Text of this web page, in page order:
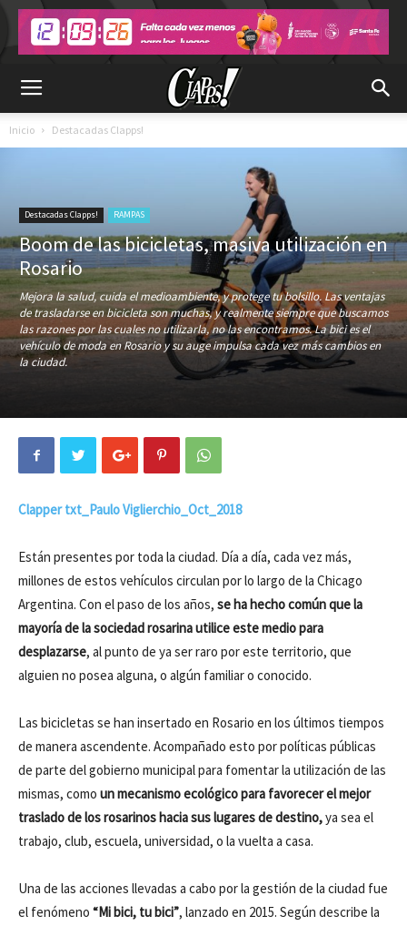
Inicio Destacadas Clapps!
Destacadas Clapps! RAMPAS
Boom de las bicicletas, masiva utilización en
Rosario
Mejora la salud, cuida el medioambiente, y protege tu bolsillo. Las ventajas
de trasladarse en bicicleta son muchas, y realmente siempre que buscamos
las razones por las cuales no utilizarla, no las encontramos. La bici es el
vehículo de moda en Rosario y su auge impulsa cada vez más cambios en
la ciudad.
Clapper txt_Paulo Viglierchio_Oct_2018
Están presentes por toda la ciudad. Día a día, cada vez más,
millones de estos vehículos circulan por lo largo de la Chicago
Argentina. Con el paso de los años, se ha hecho común que la
mayoría de la sociedad rosarina utilice este medio para
desplazarse, al punto de ya ser raro por este territorio, que
alguien no posea alguna, o algún familiar o conocido.
Las bicicletas se han insertado en Rosario en los últimos tiempos
de manera ascendente. Acompañado esto por políticas públicas
de parte del gobierno municipal para fomentar la utilización de las
mismas, como un mecanismo ecológico para favorecer el mejor
traslado de los rosarinos hacia sus lugares de destino,ya sea el
trabajo, club, escuela, universidad, o la vuelta a casa.
Una de las acciones llevadas a cabo por la gestión de la ciudad fue
el fenómeno “Mi bici, tu bici”, lanzado en 2015. Según describe la